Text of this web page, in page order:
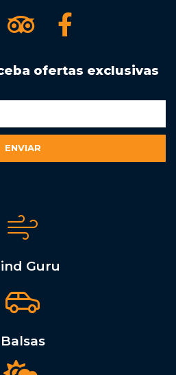
ofertas exclusivas
ENVIAR
Guru
Balsas